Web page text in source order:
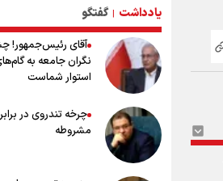
وجه تسمیه و علت نامگذاری شهر
راهنمای کامل درباره مسیر پیاده روی
از طریق العلماء
وجه تسمیه و علت نامگذاری شهر
وجه تسمیه و علت نامگذاری شهر کربلا
بهترین موکب‌های ایرانی در پیاده
۱۴۰۵
توصیه هایی مهم برای پیچ خوردگی پا
پیاده روی اربعین
یادداشت | گفتگو
آقای رئیس‌جمهور!
نگران جامعه به
استوار شماست
چرخه تندروی در
مشروطه